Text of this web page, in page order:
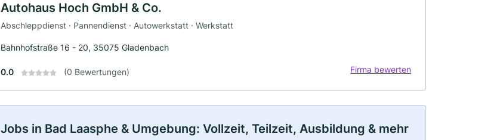
Autohaus Hoch GmbH & Co.
Abschleppdienst · Pannendienst · Autowerkstatt · Werkstatt
Bahnhofstraße 16 - 20, 35075 Gladenbach
0.0 (0 Bewertungen) Firma bewerten
Jobs in Bad Laasphe & Umgebung: Vollzeit, Teilzeit, Ausbildung & mehr